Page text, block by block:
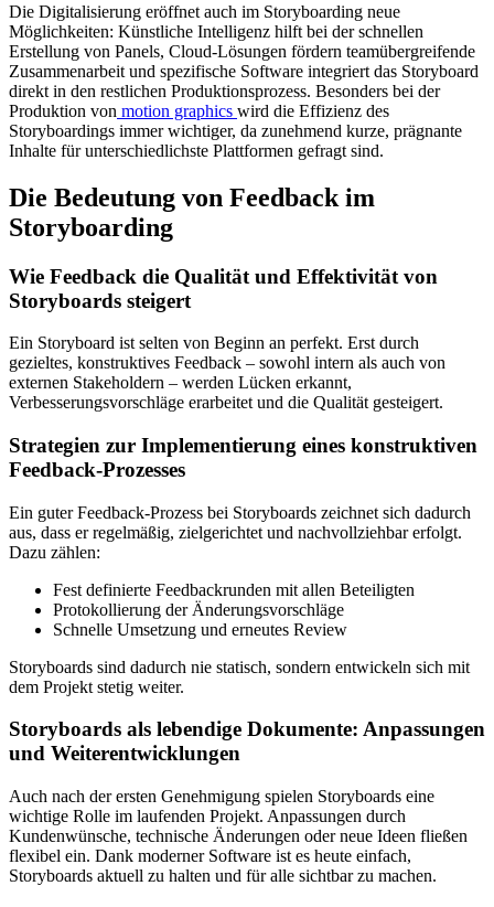
Die Digitalisierung eröffnet auch im Storyboarding neue
Möglichkeiten: Künstliche Intelligenz hilft bei der schnellen
Erstellung von Panels, Cloud-Lösungen fördern teamübergreifende
Zusammenarbeit und spezifische Software integriert das Storyboard
direkt in den restlichen Produktionsprozess. Besonders bei der
Produktion von motion graphics wird die Effizienz des
Storyboardings immer wichtiger, da zunehmend kurze, prägnante
Inhalte für unterschiedlichste Plattformen gefragt sind.
Die Bedeutung von Feedback im
Storyboarding
Wie Feedback die Qualität und Effektivität von
Storyboards steigert
Ein Storyboard ist selten von Beginn an perfekt. Erst durch
gezieltes, konstruktives Feedback – sowohl intern als auch von
externen Stakeholdern – werden Lücken erkannt,
Verbesserungsvorschläge erarbeitet und die Qualität gesteigert.
Strategien zur Implementierung eines konstruktiven
Feedback-Prozesses
Ein guter Feedback-Prozess bei Storyboards zeichnet sich dadurch
aus, dass er regelmäßig, zielgerichtet und nachvollziehbar erfolgt.
Dazu zählen:
Fest definierte Feedbackrunden mit allen Beteiligten
Protokollierung der Änderungsvorschläge
Schnelle Umsetzung und erneutes Review
Storyboards sind dadurch nie statisch, sondern entwickeln sich mit
dem Projekt stetig weiter.
Storyboards als lebendige Dokumente: Anpassungen
und Weiterentwicklungen
Auch nach der ersten Genehmigung spielen Storyboards eine
wichtige Rolle im laufenden Projekt. Anpassungen durch
Kundenwünsche, technische Änderungen oder neue Ideen fließen
flexibel ein. Dank moderner Software ist es heute einfach,
Storyboards aktuell zu halten und für alle sichtbar zu machen.